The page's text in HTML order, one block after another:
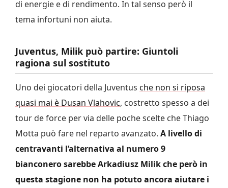
di energie e di rendimento. In tal senso però il
tema infortuni non aiuta.
Juventus, Milik può partire: Giuntoli
ragiona sul sostituto
Uno dei giocatori della Juventus che non si riposa
quasi mai è Dusan Vlahovic, costretto spesso a dei
tour de force per via delle poche scelte che Thiago
Motta può fare nel reparto avanzato. A livello di
centravanti l’alternativa al numero 9
bianconero sarebbe Arkadiusz Milik che però in
questa stagione non ha potuto ancora aiutare i